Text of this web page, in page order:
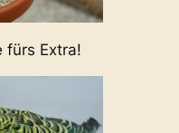
fürs Extra!